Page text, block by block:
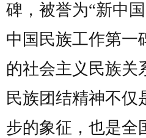
碑，被誉为“新中
中国民族工作第一
的社会主义民族关
民族团结精神不仅
步的象征，也是全